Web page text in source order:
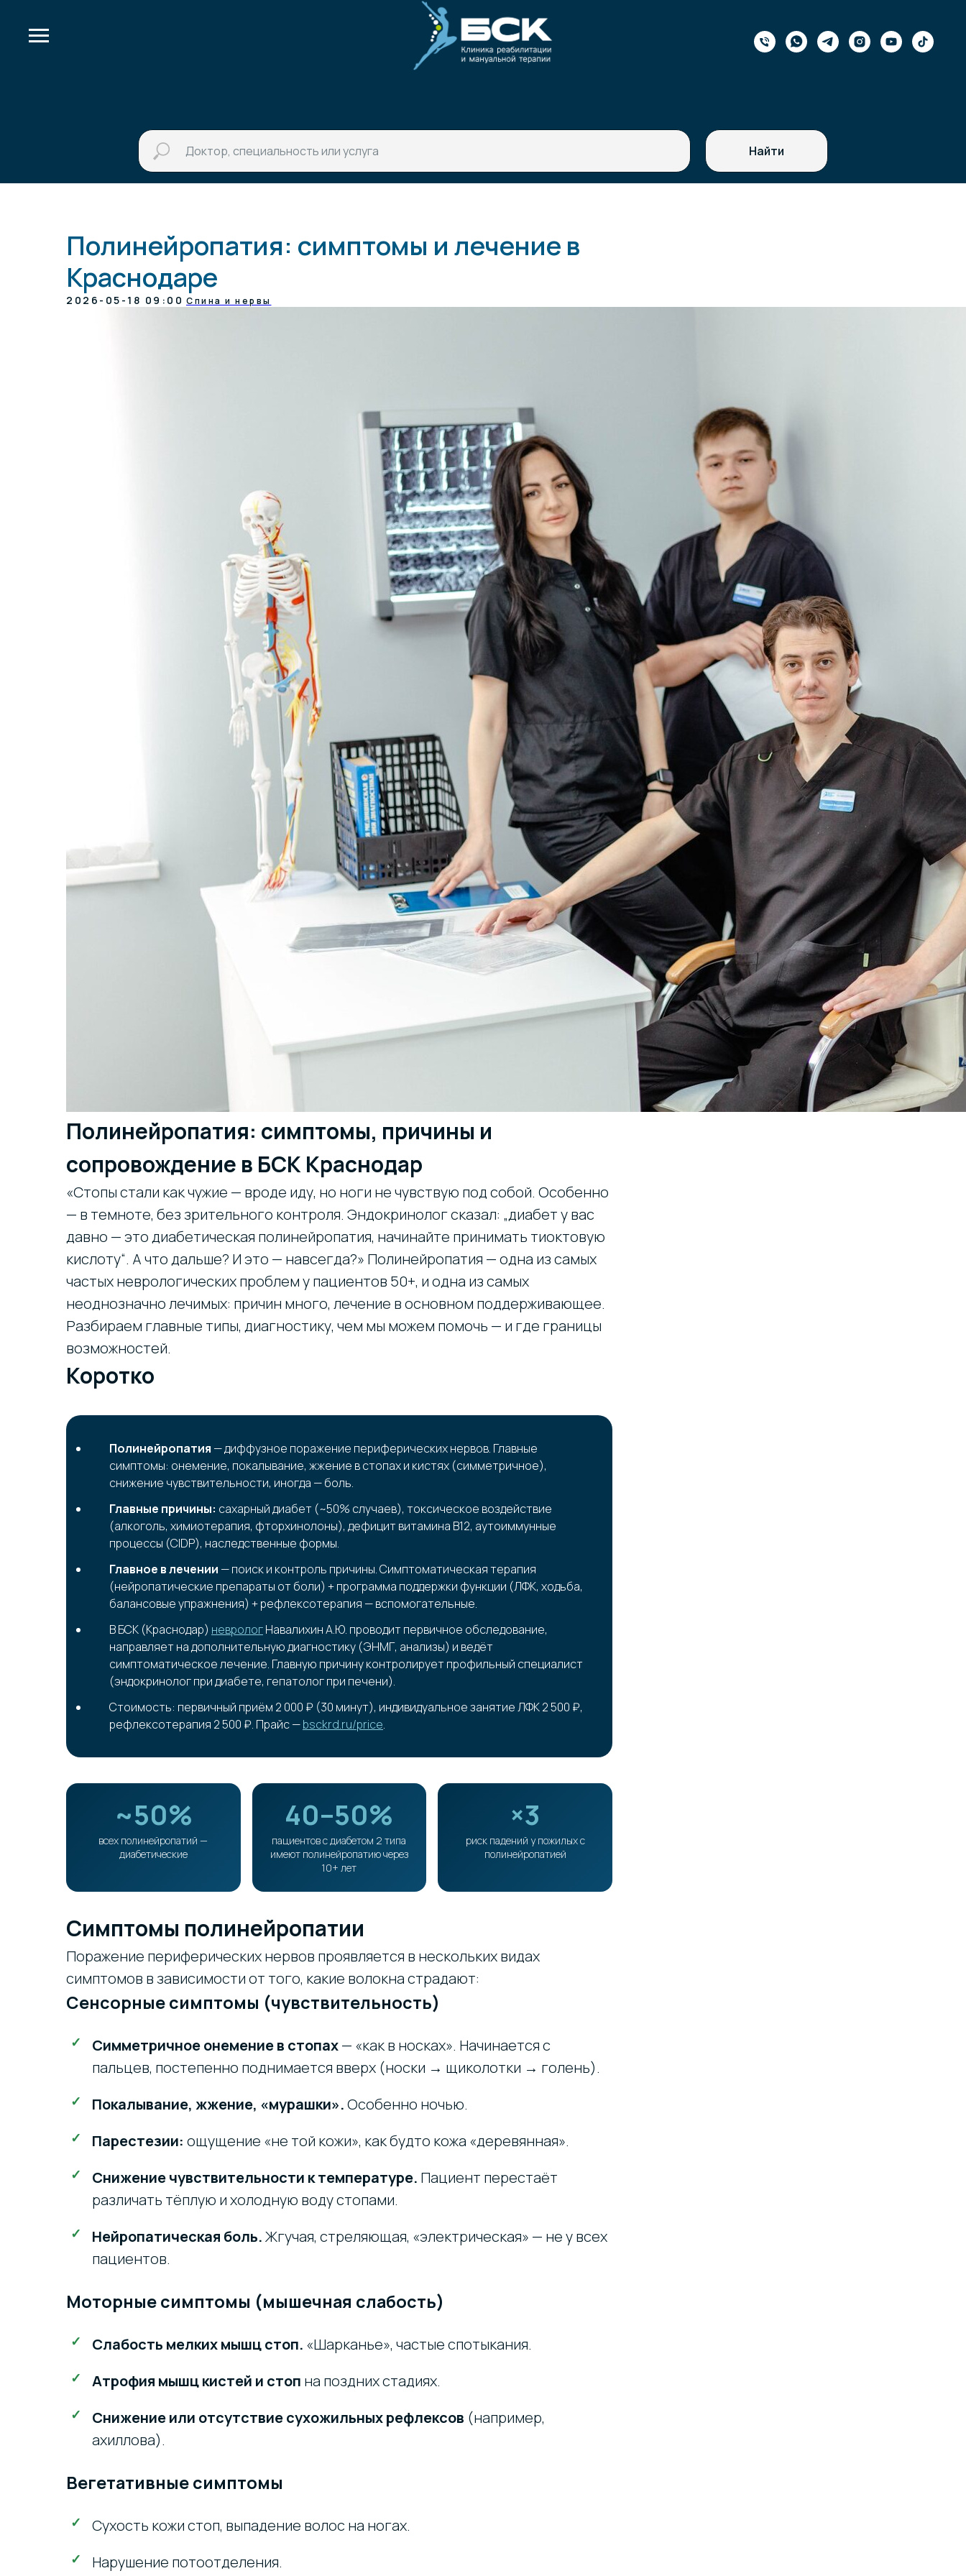
Найти
Полинейропатия: симптомы и лечение в
Краснодаре
2026-05-18 09:00 Спина и нервы
Полинейропатия: симптомы, причины и
сопровождение в БСК Краснодар
«Стопы стали как чужие — вроде иду, но ноги не чувствую под собой. Особенно
— в темноте, без зрительного контроля. Эндокринолог сказал: „диабет у вас
давно — это диабетическая полинейропатия, начинайте принимать тиоктовую
кислоту“. А что дальше? И это — навсегда?» Полинейропатия — одна из самых
частых неврологических проблем у пациентов 50+, и одна из самых
неоднозначно лечимых: причин много, лечение в основном поддерживающее.
Разбираем главные типы, диагностику, чем мы можем помочь — и где границы
возможностей.
Коротко
Полинейропатия — диффузное поражение периферических нервов. Главные
симптомы: онемение, покалывание, жжение в стопах и кистях (симметричное),
снижение чувствительности, иногда — боль.
Главные причины: сахарный диабет (~50% случаев), токсическое воздействие
(алкоголь, химиотерапия, фторхинолоны), дефицит витамина B12, аутоиммунные
процессы (CIDP), наследственные формы.
Главное в лечении — поиск и контроль причины. Симптоматическая терапия
(нейропатические препараты от боли) + программа поддержки функции (ЛФК, ходьба,
балансовые упражнения) + рефлексотерапия — вспомогательные.
В БСК (Краснодар) неврологНавалихин А.Ю. проводит первичное обследование,
направляет на дополнительную диагностику (ЭНМГ, анализы) и ведёт
симптоматическое лечение. Главную причину контролирует профильный специалист
(эндокринолог при диабете, гепатолог при печени).
Стоимость: первичный приём 2 000 ₽ (30 минут), индивидуальное занятие ЛФК 2 500 ₽,
рефлексотерапия 2 500 ₽. Прайс —bsckrd.ru/price.
~50%
всех полинейропатий —
диабетические
40–50%
пациентов с диабетом 2 типа
имеют полинейропатию через
10+ лет
×3
риск падений у пожилых с
полинейропатией
Симптомы полинейропатии
Поражение периферических нервов проявляется в нескольких видах
симптомов в зависимости от того, какие волокна страдают:
Сенсорные симптомы (чувствительность)
Симметричное онемение в стопах— «как в носках». Начинается с
пальцев, постепенно поднимается вверх (носки → щиколотки → голень).
Покалывание, жжение, «мурашки».Особенно ночью.
Парестезии: ощущение «не той кожи», как будто кожа «деревянная».
Снижение чувствительности к температуре. Пациент перестаёт
различать тёплую и холодную воду стопами.
Нейропатическая боль.Жгучая, стреляющая, «электрическая» — не у всех
пациентов.
Моторные симптомы (мышечная слабость)
Слабость мелких мышц стоп. «Шарканье», частые спотыкания.
Атрофия мышц кистей и стоп на поздних стадиях.
Снижение или отсутствие сухожильных рефлексов (например,
ахиллова).
Вегетативные симптомы
Сухость кожи стоп, выпадение волос на ногах.
Нарушение потоотделения.